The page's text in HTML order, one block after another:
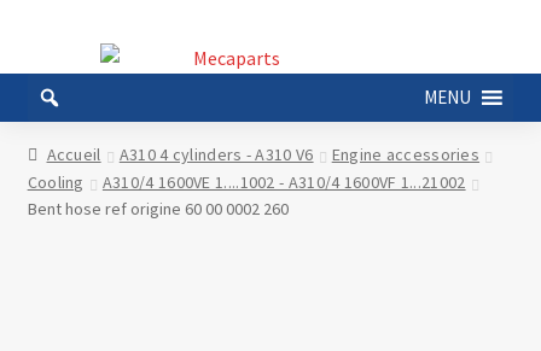
la
navigation
au
contenu
MENU
Accueil A310 4 cylinders - A310 V6
Engine accessories
Cooling
A310/4 1600VE 1....1002 - A310/4 1600VF 1...21002
Bent hose ref origine 60 00 0002 260